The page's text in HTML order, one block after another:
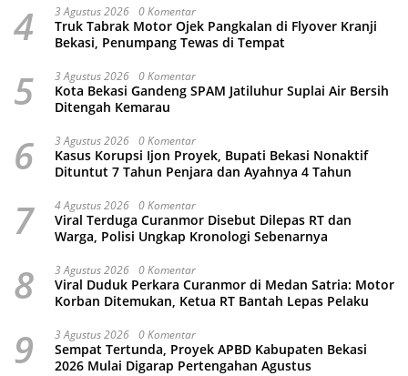
4 3 Agustus 2026 0 Komentar
Truk Tabrak Motor Ojek Pangkalan di Flyover Kranji
Bekasi, Penumpang Tewas di Tempat
5 3 Agustus 2026 0 Komentar
Kota Bekasi Gandeng SPAM Jatiluhur Suplai Air Bersih
Ditengah Kemarau
6 3 Agustus 2026 0 Komentar
Kasus Korupsi Ijon Proyek, Bupati Bekasi Nonaktif
Dituntut 7 Tahun Penjara dan Ayahnya 4 Tahun
7 4 Agustus 2026 0 Komentar
Viral Terduga Curanmor Disebut Dilepas RT dan
Warga, Polisi Ungkap Kronologi Sebenarnya
8 3 Agustus 2026 0 Komentar
Viral Duduk Perkara Curanmor di Medan Satria: Motor
Korban Ditemukan, Ketua RT Bantah Lepas Pelaku
9 3 Agustus 2026 0 Komentar
Sempat Tertunda, Proyek APBD Kabupaten Bekasi
2026 Mulai Digarap Pertengahan Agustus